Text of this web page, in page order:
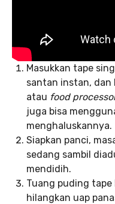
Masukkan tape
santan instan, dan
atau food
juga bisa
menghaluskannya.
Siapkan panci,
sedang sambil
mendidih.
Tuang puding tape
hilangkan uap